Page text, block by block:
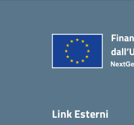
Link Esterni